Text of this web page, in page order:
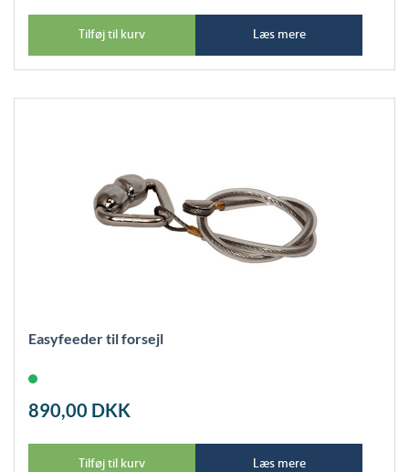
Tilføj til kurv Læs mere
Easyfeeder til forsejl
890,00 DKK
Tilføj til kurv Læs mere